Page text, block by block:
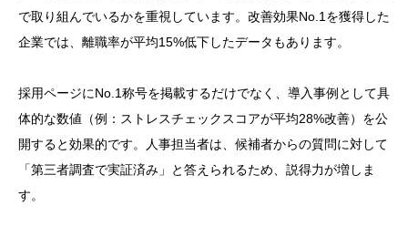
で取り組んでいるかを重視しています。改善効果No.1を獲得した
企業では、離職率が平均15%低下したデータもあります。
採用ページにNo.1称号を掲載するだけでなく、導入事例として具
体的な数値（例：ストレスチェックスコアが平均28%改善）を公
開すると効果的です。人事担当者は、候補者からの質問に対して
「第三者調査で実証済み」と答えられるため、説得力が増しま
す。